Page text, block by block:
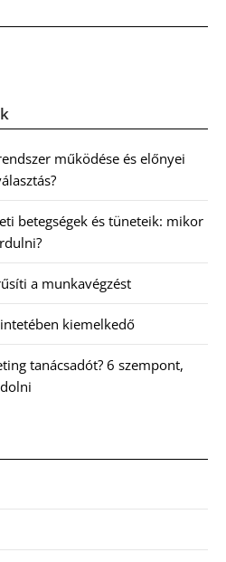
működése és előnyei
betegségek és tüneteik: mikor
a munkavégzést
kiemelkedő
tanácsadót? 6 szempont,